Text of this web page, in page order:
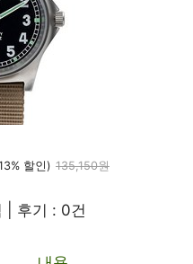
할인) 135,150원
후기 : 0건